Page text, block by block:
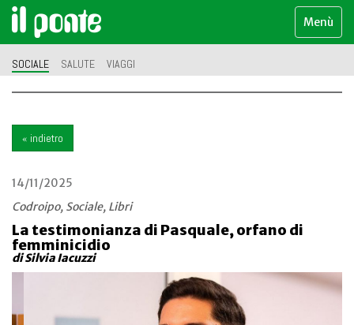
Menù
SOCIALE SALUTE VIAGGI
« indietro
14/11/2025
Codroipo, Sociale, Libri
La testimonianza di Pasquale, orfano di
femminicidio
di Silvia Iacuzzi